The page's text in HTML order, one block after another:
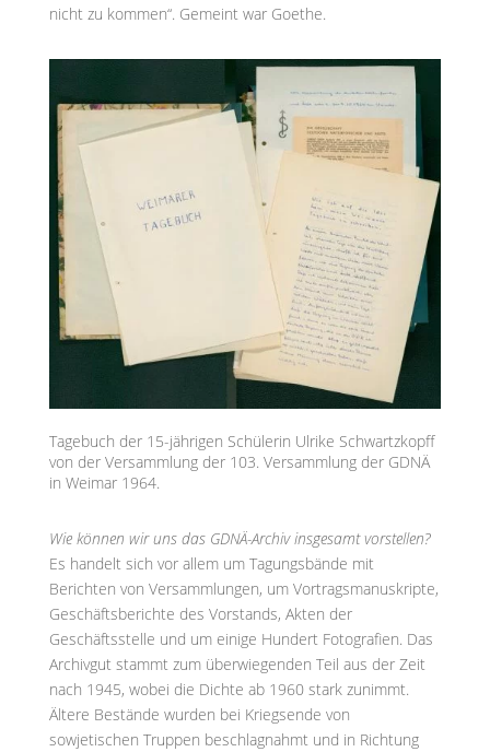
nicht zu kommen“. Gemeint war Goethe.
Tagebuch der 15-jährigen Schülerin Ulrike Schwartzkopff
von der Versammlung der 103. Versammlung der GDNÄ
in Weimar 1964.
Wie können wir uns das GDNÄ-Archiv insgesamt vorstellen?
Es handelt sich vor allem um Tagungsbände mit
Berichten von Versammlungen, um Vortragsmanuskripte,
Geschäftsberichte des Vorstands, Akten der
Geschäftsstelle und um einige Hundert Fotografien. Das
Archivgut stammt zum überwiegenden Teil aus der Zeit
nach 1945, wobei die Dichte ab 1960 stark zunimmt.
Ältere Bestände wurden bei Kriegsende von
sowjetischen Truppen beschlagnahmt und in Richtung